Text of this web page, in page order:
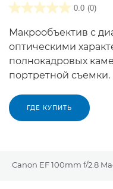
0.0 (0)
Макрообъектив с
оптическими
полнокадровых
портретной съемки.
ГДЕ КУПИТЬ
Canon EF 100mm f/2.8